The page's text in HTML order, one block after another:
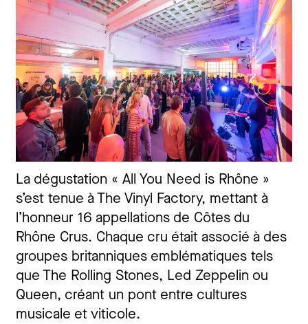
La dégustation « All You Need is Rhône »
s’est tenue à The Vinyl Factory, mettant à
l’honneur 16 appellations de Côtes du
Rhône Crus. Chaque cru était associé à des
groupes britanniques emblématiques tels
que The Rolling Stones, Led Zeppelin ou
Queen, créant un pont entre cultures
musicale et viticole.